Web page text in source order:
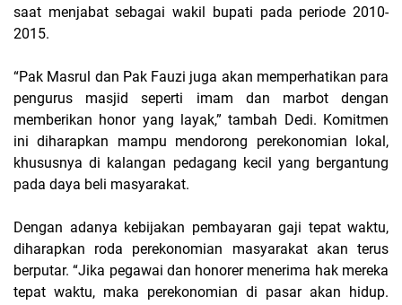
saat menjabat sebagai wakil bupati pada periode 2010-
2015.
“Pak Masrul dan Pak Fauzi juga akan memperhatikan para
pengurus masjid seperti imam dan marbot dengan
memberikan honor yang layak,” tambah Dedi. Komitmen
ini diharapkan mampu mendorong perekonomian lokal,
khususnya di kalangan pedagang kecil yang bergantung
pada daya beli masyarakat.
Dengan adanya kebijakan pembayaran gaji tepat waktu,
diharapkan roda perekonomian masyarakat akan terus
berputar. “Jika pegawai dan honorer menerima hak mereka
tepat waktu, maka perekonomian di pasar akan hidup.